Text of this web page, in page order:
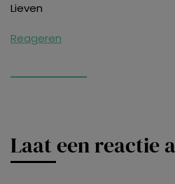
Lieven
Reageren
Laat een reactie